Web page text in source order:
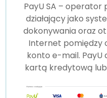
PayU SA –
działający jako
dokonywania oraz
Internet pomiędzy
konto e-mail. PayU
kartą kredytową